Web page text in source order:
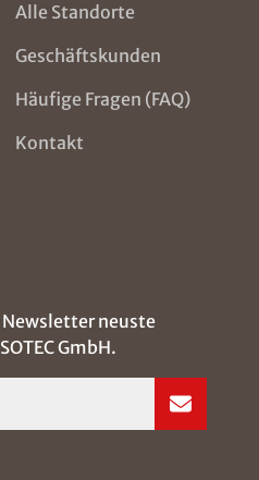
Alle Standorte
Geschäftskunden
Häufige Fragen (FAQ)
Kontakt
neuste
GmbH.